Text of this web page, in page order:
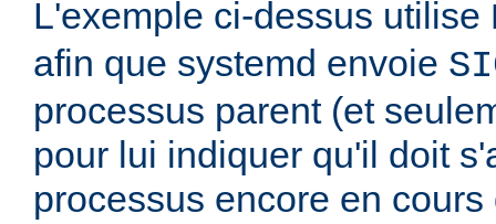
L'exemple ci-dessus utilise
afin que systemd envoie
processus parent (et
pour lui indiquer qu'il doit
processus encore en